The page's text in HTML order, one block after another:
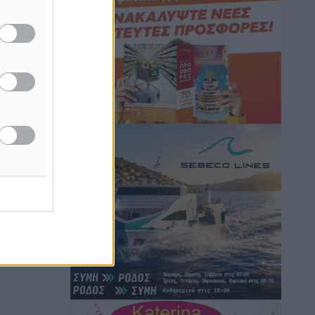
επιβάτες αναχωρούν από Πειραιά,
Ραφήνα και Λαύριο
πριν 14 ώρες
Τι αλλάζει το χωροταξικό στις
τουριστικές επενδύσεις
Τοπικές Ειδήσεις πριν 14 ώρες
ΥΠΑΑΤ: 12,5 εκατ. ευρώ στις 13
Περιφέρειες για μέτρα βιοασφάλειας
Τοπικές Ειδήσεις• πριν 14 ώρες
Ποιοι φοιτητές μπορούν να λάβουν
ενίσχυση για στέγη έως 2.500 ευρώ
Ειδήσεις πριν 14 ώρες
«Γιατί οι Τούρκοι συρρέουν στα